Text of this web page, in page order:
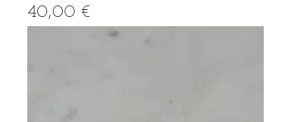
Prix
40,00 €